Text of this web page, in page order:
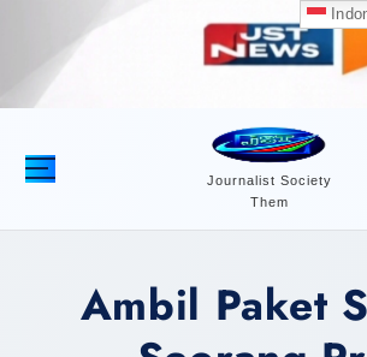
n
Journalist Society
Them
Ambil Paket